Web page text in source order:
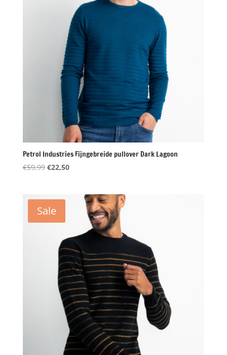
Petrol Industries Fijngebreide pullover Dark Lagoon
€59,99 Oorspronkelijke
€59,99.
€22,50Huidige
€22,50.
Sale